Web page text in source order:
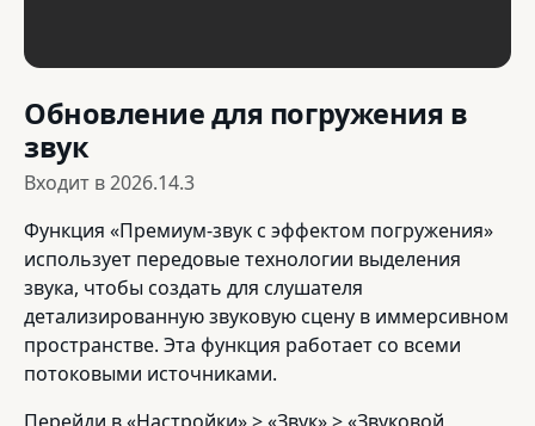
Обновление для погружения в
звук
Входит в2026.14.3
Функция «Премиум-звук с эффектом погружения»
использует передовые технологии выделения
звука, чтобы создать для слушателя
детализированную звуковую сцену в иммерсивном
пространстве. Эта функция работает со всеми
потоковыми источниками.